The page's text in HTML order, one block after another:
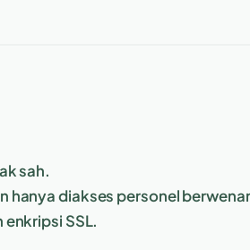
sah.
hanya diakses personel
SSL.